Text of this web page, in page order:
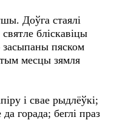
Доўга стаялі
бліскавіцы
засыпаны пяском
месцы зямля
і свае рыдлёўкі;
горада; беглі праз